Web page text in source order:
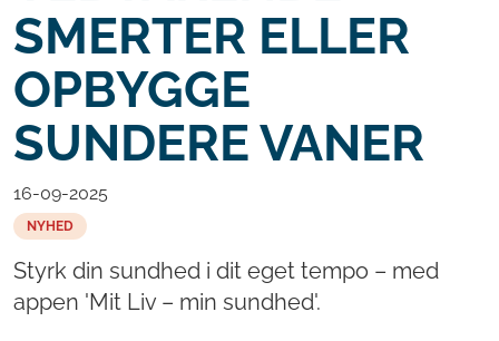
SMERTER ELLER
OPBYGGE
SUNDERE VANER
16-09-2025
NYHED
Styrk din sundhed i dit eget tempo – med
appen 'Mit Liv – min sundhed'.